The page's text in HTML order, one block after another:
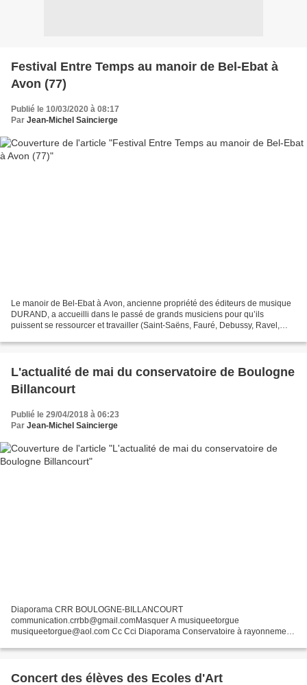
Festival Entre Temps au manoir de Bel-Ebat à
Avon (77)
Publié le 10/03/2020 à 08:17
Par Jean-Michel Saincierge
Le manoir de Bel-Ebat à Avon, ancienne propriété des éditeurs de musique
DURAND, a accueilli dans le passé de grands musiciens pour qu’ils
puissent se ressourcer et travailler (Saint-Saëns, Fauré, Debussy, Ravel,
L'actualité de mai du conservatoire de Boulogne
Billancourt
Publié le 29/04/2018 à 06:23
Par Jean-Michel Saincierge
Diaporama CRR BOULOGNE-BILLANCOURT
communication.crrbb@gmail.comMasquer A musiqueetorgue
musiqueetorgue@aol.com Cc Cci Diaporama Conservatoire à rayonnement
Focus sur ... CHOEUR DE...
Concert des élèves des Ecoles d'Art